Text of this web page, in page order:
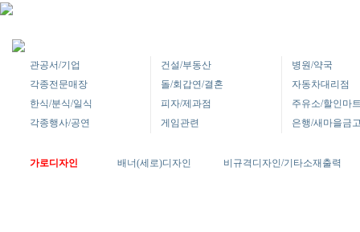
관공서/기업 건설/부동산
병원/약국
각종전문매장
돌/회갑연/결혼
자동차대리점
한식/분식/일식
피자/제과점
주유소/할인마
각종행사/공연
게임관련 은행/새마을금
가로디자인 배너(세로)디자인 비규격디자인/기타소재출력